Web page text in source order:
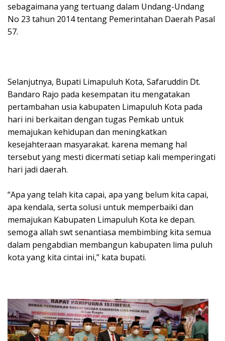
sebagaimana yang tertuang dalam Undang-Undang
No 23 tahun 2014 tentang Pemerintahan Daerah Pasal
57.
Selanjutnya, Bupati Limapuluh Kota, Safaruddin Dt.
Bandaro Rajo pada kesempatan itu mengatakan
pertambahan usia kabupaten Limapuluh Kota pada
hari ini berkaitan dengan tugas Pemkab untuk
memajukan kehidupan dan meningkatkan
kesejahteraan masyarakat. karena memang hal
tersebut yang mesti dicermati setiap kali memperingati
hari jadi daerah.
“Apa yang telah kita capai, apa yang belum kita capai,
apa kendala, serta solusi untuk memperbaiki dan
memajukan Kabupaten Limapuluh Kota ke depan.
semoga allah swt senantiasa membimbing kita semua
dalam pengabdian membangun kabupaten lima puluh
kota yang kita cintai ini,” kata bupati.